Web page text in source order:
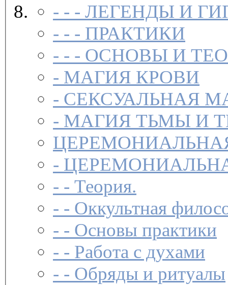
- - - ЛЕГЕНДЫ И
- - - ПРАКТИКИ
- - - ОСНОВЫ И
- МАГИЯ КРОВИ
- СЕКСУАЛЬНАЯ
- МАГИЯ ТЬМЫ И
-
- - Теория.
- - Оккультная
- - Основы практики
- - Работа с духами
- - Обряды и ритуалы